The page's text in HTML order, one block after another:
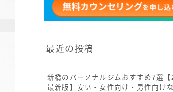
最近の投稿
新橋のパーソナルジムおすすめ7選
最新版】安い・女性向け・男性向け